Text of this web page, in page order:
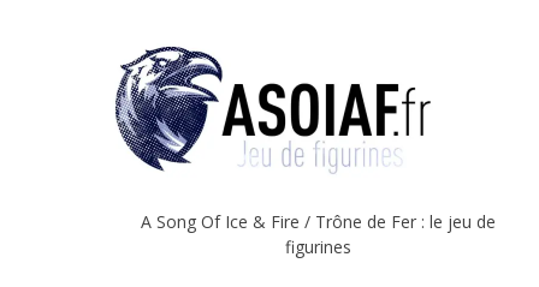
A Song Of Ice & Fire / Trône de Fer : le jeu de
figurines